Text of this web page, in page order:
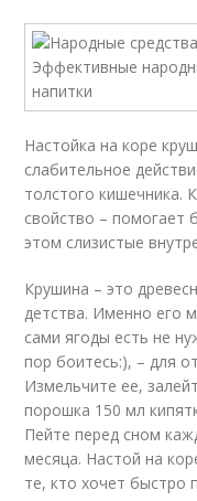
Настойка на коре
слабительное
толстого кишечника.
свойство – помогает
этом слизистые
Крушина – это
детства. Именно его
сами ягоды есть не
пор боитесь:), – для
Измельчите ее,
порошка 150 мл
Пейте перед сном
месяца. Настой на
те, кто хочет быстро